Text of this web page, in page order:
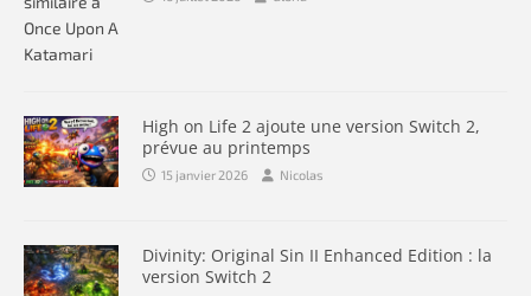
High on Life 2 ajoute une version Switch 2,
prévue au printemps
15 janvier 2026 Nicolas
Divinity: Original Sin II Enhanced Edition : la
version Switch 2